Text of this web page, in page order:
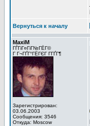
Вернуться к началу
MaxiM
ГЃГіГ¤ГіГ№ГЁГ©
Г Г¬ГҐГ°ГЁГЄГ Г­ГҐГ¶
Зарегистрирован:
03.06.2003
Сообщения: 3546
Откуда: Moscow